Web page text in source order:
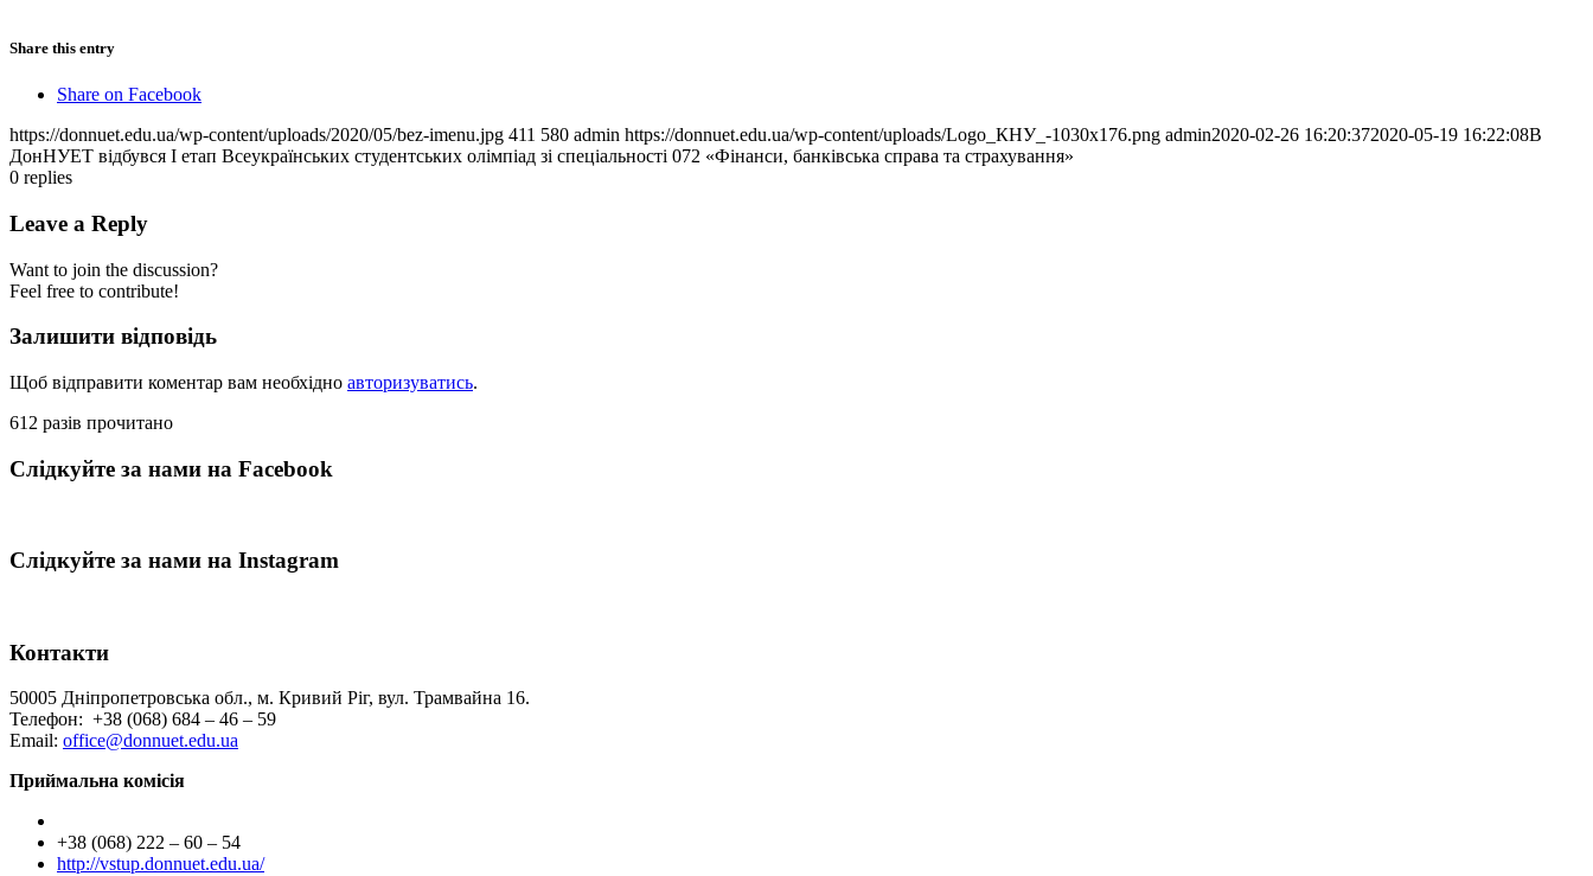
Share this entry
Share on Facebook
https://donnuet.edu.ua/wp-content/uploads/2020/05/bez-imenu.jpg 411 580 admin https://donnuet.edu.ua/wp-content/uploads/Logo_КНУ_-1030x176.png admin2020-02-26 16:20:372020-05-19 16:22:08В
ДонНУЕТ відбувся І етап Всеукраїнських студентських олімпіад зі спеціальності 072 «Фінанси, банківська справа та страхування»
0 replies
Leave a Reply
Want to join the discussion?
Feel free to contribute!
Залишити відповідь
Щоб відправити коментар вам необхідно авторизуватись.
612 разів прочитано
Слідкуйте за нами на Facebook
Слідкуйте за нами на Instagram
Контакти
50005 Дніпропетровська обл., м. Кривий Ріг, вул. Трамвайна 16.
Телефон: +38 (068) 684 – 46 – 59
Email: office@donnuet.edu.ua
Приймальна комісія
+38 (068) 222 – 60 – 54
http://vstup.donnuet.edu.ua/